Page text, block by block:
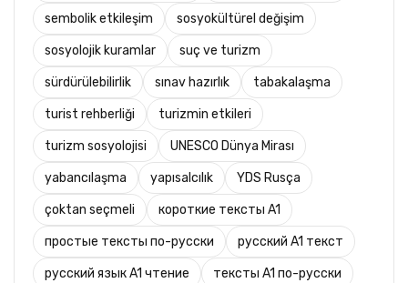
sembolik etkileşim sosyokültürel değişim
sosyolojik kuramlar suç ve turizm
sürdürülebilirlik sınav hazırlık tabakalaşma
turist rehberliği turizmin etkileri
turizm sosyolojisi UNESCO Dünya Mirası
yabancılaşma yapısalcılık YDS Rusça
çoktan seçmeli короткие тексты A1
простые тексты по-русски русский A1 текст
русский язык A1 чтение тексты A1 по-русски